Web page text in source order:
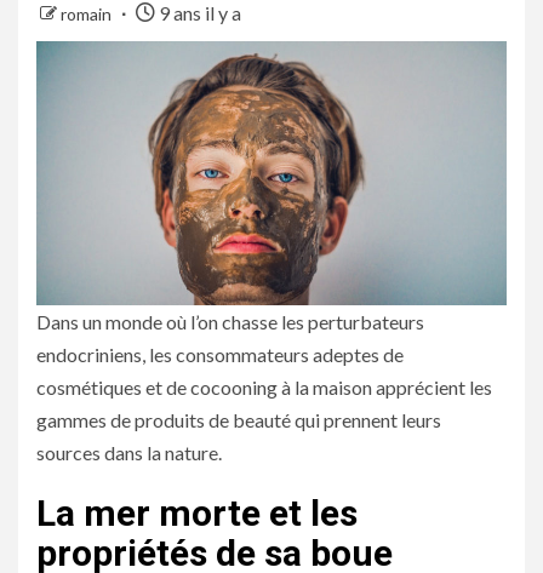
romain 9 ans il y a
Dans un monde où l’on chasse les perturbateurs
endocriniens, les consommateurs adeptes de
cosmétiques et de cocooning à la maison apprécient les
gammes de produits de beauté qui prennent leurs
sources dans la nature.
La mer morte et les
propriétés de sa boue